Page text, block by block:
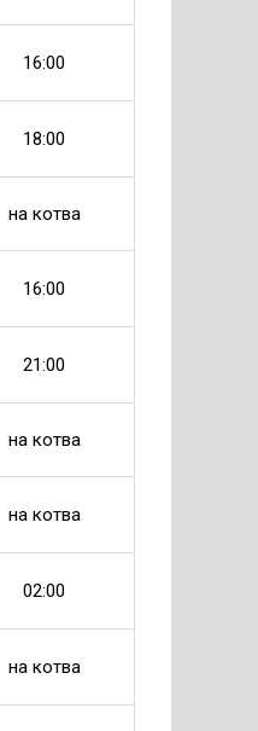
16:00
18:00
на котва
16:00
21:00
на котва
на котва
02:00
на котва